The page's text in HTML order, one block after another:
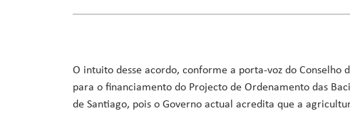
Ministro da Saúde
O intuito desse acordo, conforme a porta-voz do
para o financiamento do Projecto de Ordenamento das
de Santiago, pois o Governo actual acredita que a